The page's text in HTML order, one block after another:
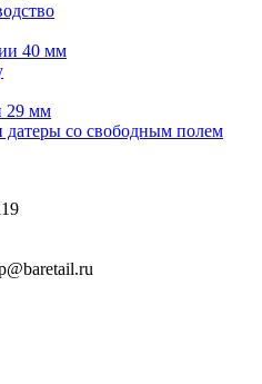
40 мм
29 мм
со свободным полем